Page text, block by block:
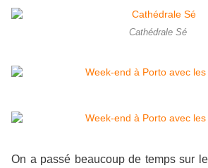
Cathédrale Sé
On a passé beaucoup de temps sur